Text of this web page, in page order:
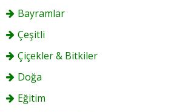
Bayramlar
Çeşitli
Çiçekler & Bitkiler
Doğa
Eğitim